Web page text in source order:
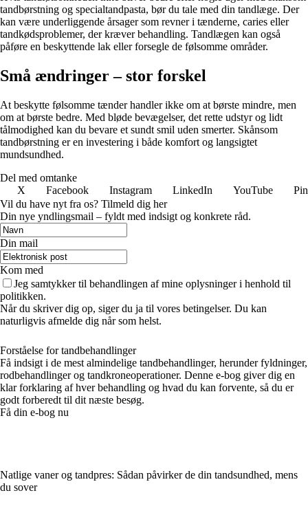
tandbørstning og specialtandpasta, bør du tale med din tandlæge. Der
kan være underliggende årsager som revner i tænderne, caries eller
tandkødsproblemer, der kræver behandling. Tandlægen kan også
påføre en beskyttende lak eller forsegle de følsomme områder.
Små ændringer – stor forskel
At beskytte følsomme tænder handler ikke om at børste mindre, men
om at børste bedre. Med bløde bevægelser, det rette udstyr og lidt
tålmodighed kan du bevare et sundt smil uden smerter. Skånsom
tandbørstning er en investering i både komfort og langsigtet
mundsundhed.
Del med omtanke
X
Facebook Instagram LinkedIn YouTube
Vil du have nyt fra os? Tilmeld dig her
Din nye yndlingsmail – fyldt med indsigt og konkrete råd.
Din mail
Kom med
Jeg samtykker til behandlingen af mine oplysninger i henhold til
politikken.
Når du skriver dig op, siger du ja til vores betingelser. Du kan
naturligvis afmelde dig når som helst.
Forståelse for tandbehandlinger
Få indsigt i de mest almindelige tandbehandlinger, herunder fyldninger,
rodbehandlinger og tandkroneoperationer. Denne e-bog giver dig en
klar forklaring af hver behandling og hvad du kan forvente, så du er
godt forberedt til dit næste besøg.
Få din e-bog nu
Natlige vaner og tandpres: Sådan påvirker de din tandsundhed, mens
du sover